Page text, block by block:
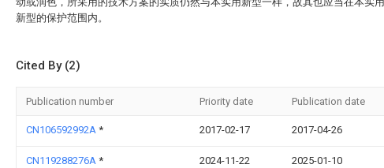
新型的保护范围内。
Cited By (2)
Publication number Priority date Publication date
CN106592992A * 2017-02-17 2017-04-26
CN119288276A * 2024-11-22 2025-01-10